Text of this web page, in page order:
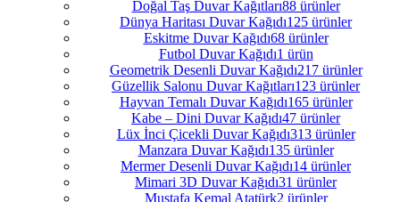
Doğal Taş Duvar Kağıtları88 ürünler
Dünya Haritası Duvar Kağıdı125 ürünler
Eskitme Duvar Kağıdı68 ürünler
Futbol Duvar Kağıdı1 ürün
Geometrik Desenli Duvar Kağıdı217 ürünler
Güzellik Salonu Duvar Kağıtları123 ürünler
Hayvan Temalı Duvar Kağıdı165 ürünler
Kabe – Dini Duvar Kağıdı47 ürünler
Lüx İnci Çicekli Duvar Kağıdı313 ürünler
Manzara Duvar Kağıdı135 ürünler
Mermer Desenli Duvar Kağıdı14 ürünler
Mimari 3D Duvar Kağıdı31 ürünler
Mustafa Kemal Atatürk2 ürünler